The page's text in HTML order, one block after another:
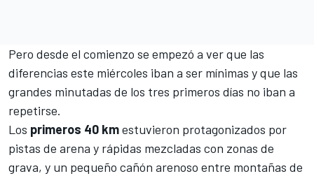
Pero desde el comienzo se empezó a ver que las
diferencias este miércoles iban a ser mínimas y que las
grandes minutadas de los tres primeros días no iban a
repetirse.
Los primeros 40 kmestuvieron protagonizados por
pistas de arena y rápidas mezcladas con zonas de
grava, y un pequeño cañón arenoso entre montañas de